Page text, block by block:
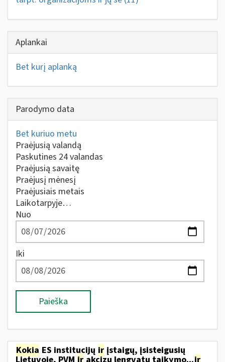
Aplankai
Bet kurį aplanką
Parodymo data
Bet kuriuo metu
Praėjusią valandą
Paskutines 24 valandas
Praėjusią savaitę
Praėjusį mėnesį
Praėjusiais metais
Laikotarpyje…
Nuo
Iki
Paieška
Kokia ES institucijų ir įstaigų, įsisteigusių
Lietuvoje, PVM ir akcizų lengvatų taikymo...ir